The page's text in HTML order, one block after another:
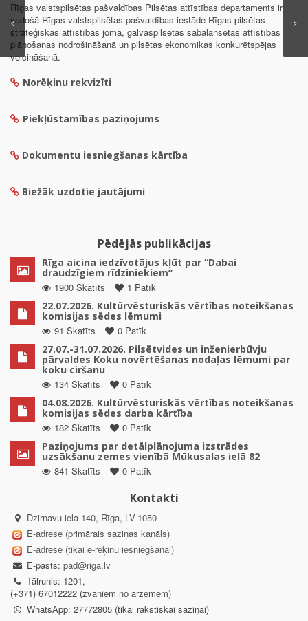
Rīgas valstspilsētas pašvaldības Pilsētas attīstības departaments ir
vadošā Rīgas valstspilsētas pašvaldības iestāde Rīgas pilsētas
stratēģiskās attīstības jomā, galvaspilsētas sabalansētas attīstības
plānošanas nodrošināšanā un pilsētas ekonomikas konkurētspējas
veicināšanā.
Norēķinu rekvizīti
Piekļūstamības paziņojums
Dokumentu iesniegšanas kārtība
Biežāk uzdotie jautājumi
Pēdējās publikācijas
Rīga aicina iedzīvotājus kļūt par “Dabai
draudzīgiem rīdziniekiem”
1900 Skatīts
1 Patīk
22.07.2026. Kultūrvēsturiskās vērtības noteikšanas
komisijas sēdes lēmumi
91 Skatīts
0 Patīk
27.07.-31.07.2026. Pilsētvides un inženierbūvju
pārvaldes Koku novērtēšanas nodaļas lēmumi par
koku ciršanu
134 Skatīts
0 Patīk
04.08.2026. Kultūrvēsturiskās vērtības noteikšanas
komisijas sēdes darba kārtība
182 Skatīts
0 Patīk
Paziņojums par detālplānojuma izstrādes
uzsākšanu zemes vienībā Mūkusalas ielā 82
841 Skatīts
0 Patīk
Kontakti
Dzirnavu iela 140, Rīga, LV-1050
E-adrese (primārais saziņas kanāls)
E-adrese (tikai e-rēķinu iesniegšanai)
E-pasts: pad@riga.lv
Tālrunis: 1201,
(+371) 67012222 (zvaniem no ārzemēm)
WhatsApp: 27772805 (tikai rakstiskai saziņai)